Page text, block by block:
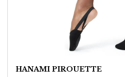
HANAMI PIROUETTE